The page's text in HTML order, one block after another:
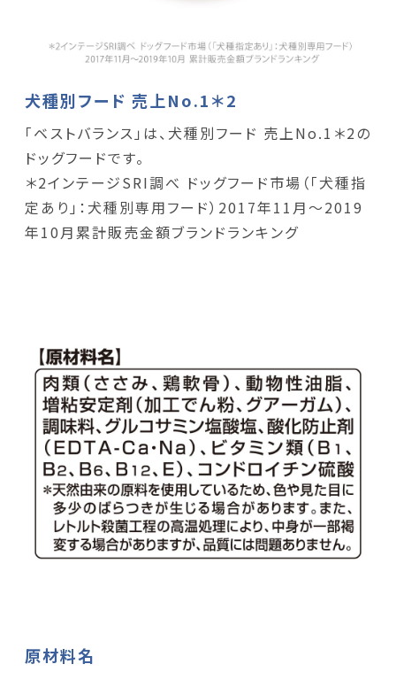
犬種別フード 売上No.1＊2
「ベストバランス」は、犬種別フード 売上No.1＊2の
ドッグフードです。
＊2インテージSRI調べ ドッグフード市場（「犬種指
定あり」：犬種別専用フード）2017年11月～2019
年10月累計販売金額ブランドランキング
原材料名